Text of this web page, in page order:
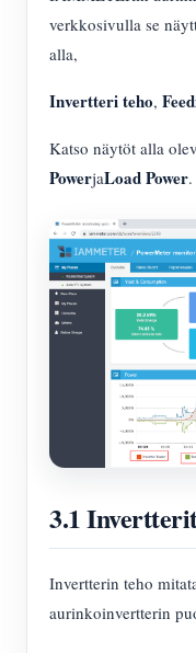
verkkosivulla se
alla,
Invertteri teho,
Katso näytöt alla
PowerjaLoad Power.
3.1
Invertterin teho
aurinkoinvertterin